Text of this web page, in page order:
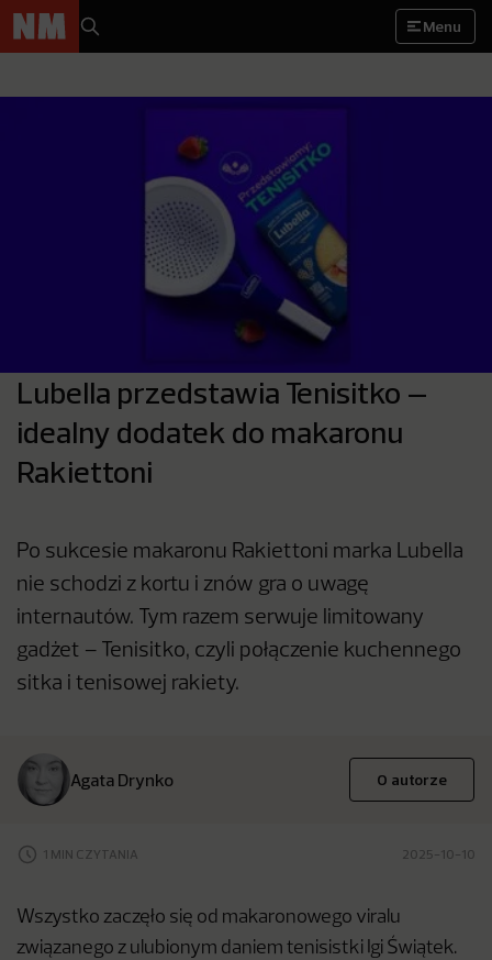
Menu
Lubella przedstawia Tenisitko –
idealny dodatek do makaronu
Rakiettoni
Po sukcesie makaronu Rakiettoni marka Lubella
nie schodzi z kortu i znów gra o uwagę
internautów. Tym razem serwuje limitowany
gadżet – Tenisitko, czyli połączenie kuchennego
sitka i tenisowej rakiety.
Agata Drynko O autorze
1 MIN CZYTANIA 2025-10-10
Wszystko zaczęło się od makaronowego viralu
związanego z ulubionym daniem tenisistki Igi Świątek.